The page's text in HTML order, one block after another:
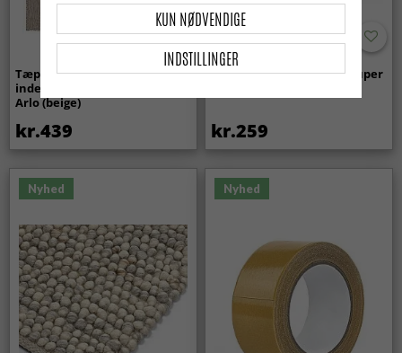
Tæpper til
indendørs/udendørs brug -
Arlo (beige)
kr.439
Runde tæpper - Aranga Super
kr.259
Nyhed Nyhed
INDSTILLINGER
KUN NØDVENDIGE